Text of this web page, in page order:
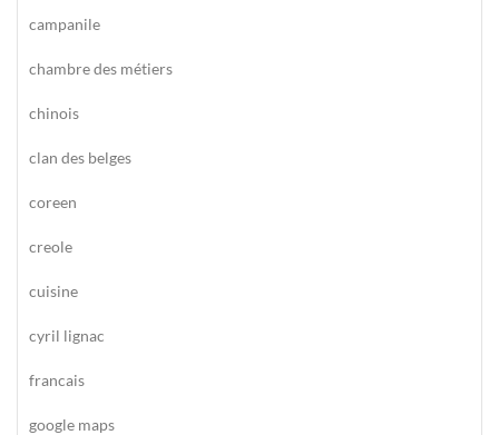
campanile
chambre des métiers
chinois
clan des belges
coreen
creole
cuisine
cyril lignac
francais
google maps